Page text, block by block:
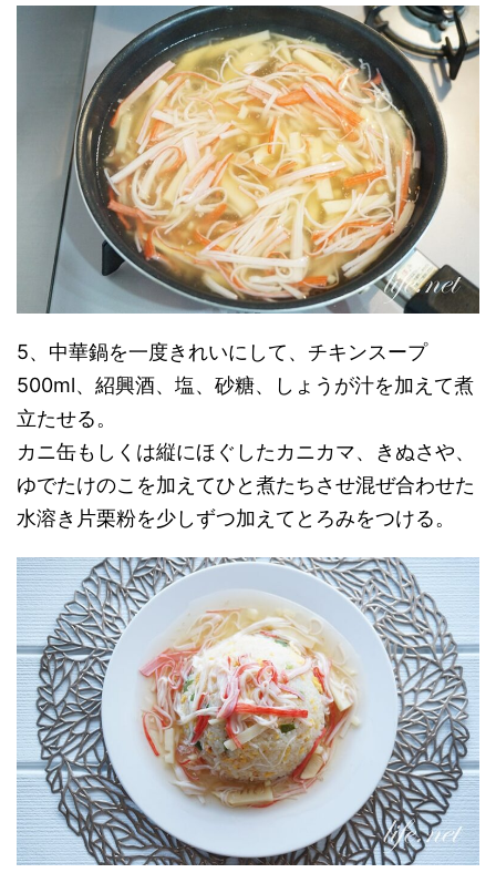
5、中華鍋を一度きれいにして、チキンスープ
500ml、紹興酒、塩、砂糖、しょうが汁を加えて煮
立たせる。
カニ缶もしくは縦にほぐしたカニカマ、きぬさや、
ゆでたけのこを加えてひと煮たちさせ混ぜ合わせた
水溶き片栗粉を少しずつ加えてとろみをつける。